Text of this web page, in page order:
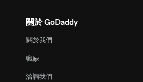
關於 GoDaddy
關於我們
職缺
洽詢我們